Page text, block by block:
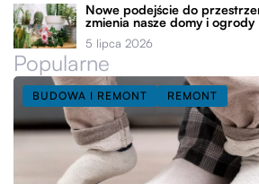
Nowe podejście do
zmienia nasze domy i ogrody
5 lipca 2026
Popularne
BUDOWA I REMONT REMONT